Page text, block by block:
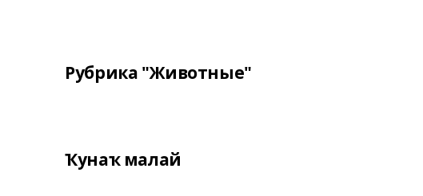
Рубрика "Животные"
Ҡунаҡ малай